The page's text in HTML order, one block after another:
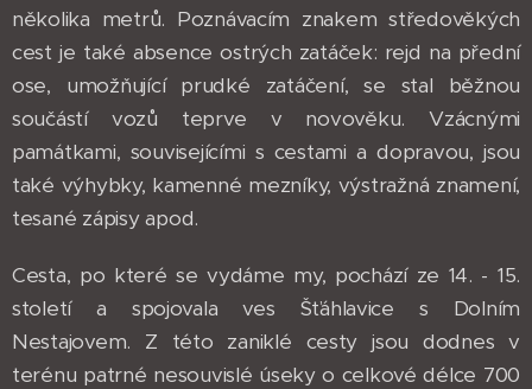
několika metrů. Poznávacím znakem středověkých
cest je také absence ostrých zatáček: rejd na přední
ose, umožňující prudké zatáčení, se stal běžnou
součástí vozů teprve v novověku. Vzácnými
památkami, souvisejícími s cestami a dopravou, jsou
také výhybky, kamenné mezníky, výstražná znamení,
tesané zápisy apod.
Cesta, po které se vydáme my, pochází ze 14. - 15.
století a spojovala ves Šťáhlavice s Dolním
Nestajovem. Z této zaniklé cesty jsou dodnes v
terénu patrné nesouvislé úseky o celkové délce 700